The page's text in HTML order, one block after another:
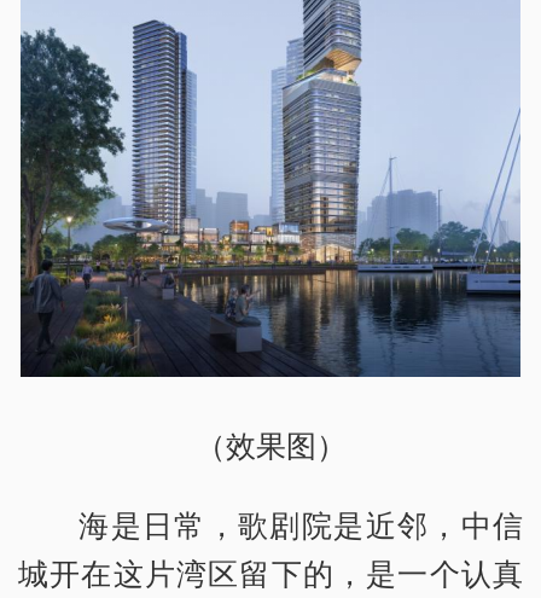
（效果图）
海是日常，歌剧院是近邻，中信
城开在这片湾区留下的，是一个认真